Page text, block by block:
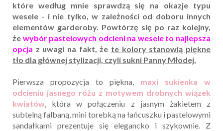
które według mnie sprawdzą się na okazje typu
wesele - i nie tylko, w zależności od doboru innych
elementów garderoby. Powtórzę się po raz kolejny,
że wybór pastelowych odcieni na wesele to najlepsza
opcja z uwagi na fakt, że te kolory stanowią piękne
tło dla głównej stylizacji, czyli sukni Panny Młodej.
Pierwsza propozycja to piękna, maxi sukienka w
odcieniu jasnego różu z motywem drobnych wiązek
kwiatów, która w połączeniu z jasnym żakietem z
subtelną falbaną, mini torebką na łańcuszku i pastelowymi
sandałkami prezentuje się elegancko i szykownie. Z